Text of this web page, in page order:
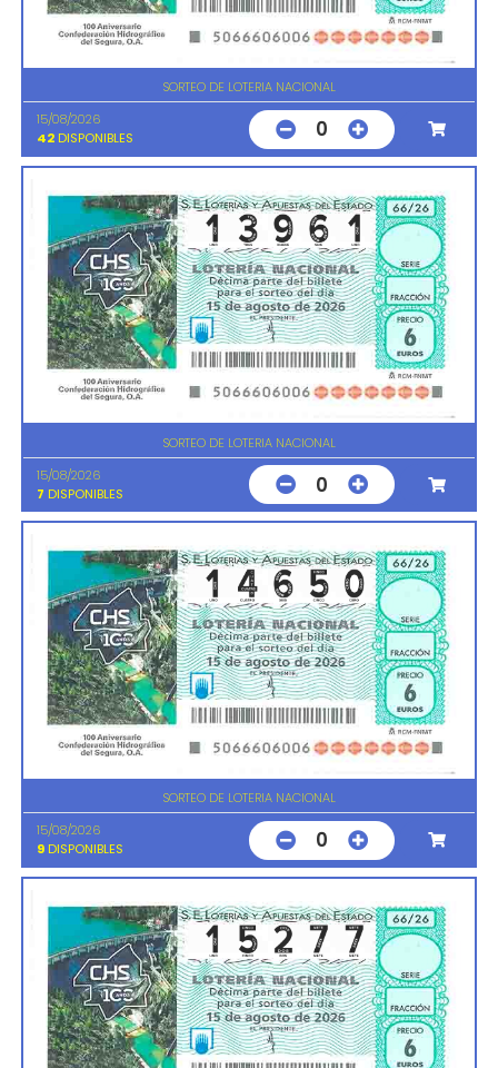
SORTEO DE LOTERIA NACIONAL
15/08/2026
42 DISPONIBLES 0
SORTEO DE LOTERIA NACIONAL
15/08/2026
7 DISPONIBLES 0
SORTEO DE LOTERIA NACIONAL
15/08/2026
9 DISPONIBLES 0